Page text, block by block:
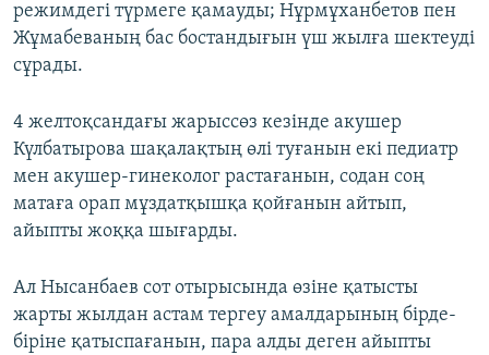
режимдегі түрмеге қамауды; Нұрмұханбетов пен
Жұмабеваның бас бостандығын үш жылға шектеуді
сұрады.
4 желтоқсандағы жарыссөз кезінде акушер
Күлбатырова шақалақтың өлі туғанын екі педиатр
мен акушер-гинеколог растағанын, содан соң
матаға орап мұздатқышқа қойғанын айтып,
айыпты жоққа шығарды.
Ал Нысанбаев сот отырысында өзіне қатысты
жарты жылдан астам тергеу амалдарының бірде-
біріне қатыспағанын, пара алды деген айыпты